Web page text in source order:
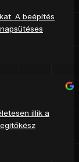
A beépítés
illik a